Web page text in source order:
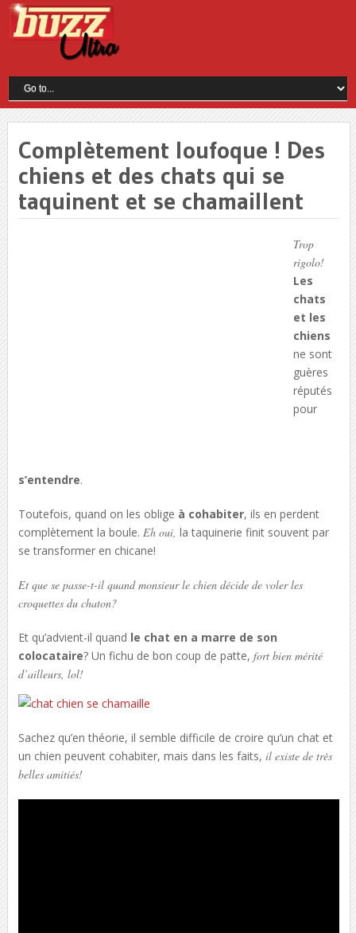
Complètement loufoque ! Des
chiens et des chats qui se
taquinent et se chamaillent
Trop
rigolo!
Les
chats
et les
chiens
ne sont
guères
réputés
pour
s’entendre.
Toutefois, quand on les oblige à cohabiter, ils en perdent
complètement la boule. Eh oui, la taquinerie finit souvent par
se transformer en chicane!
Et que se passe-t-il quand monsieur le chien décide de voler les
croquettes du chaton?
Et qu’advient-il quand le chat en a marre de son
colocataire? Un fichu de bon coup de patte, fort bien mérité
d’ailleurs, lol!
Sachez qu’en théorie, il semble difficile de croire qu’un chat et
un chien peuvent cohabiter, mais dans les faits, il existe de très
belles amitiés!